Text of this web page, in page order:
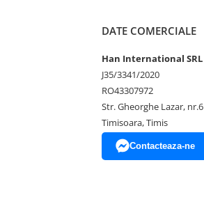
DATE COMERCIALE
Han International SRL
J35/3341/2020
RO43307972
Str. Gheorghe Lazar, nr.6
Timisoara, Timis
Contacteaza-ne